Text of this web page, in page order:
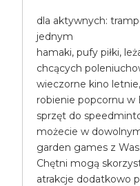
dla aktywnych:
jednym
hamaki, pufy piłki,
chcących
wieczorne kino
robienie popcornu w
sprzęt do
możecie w
garden games z
Chętni mogą
atrakcje dodatkowo